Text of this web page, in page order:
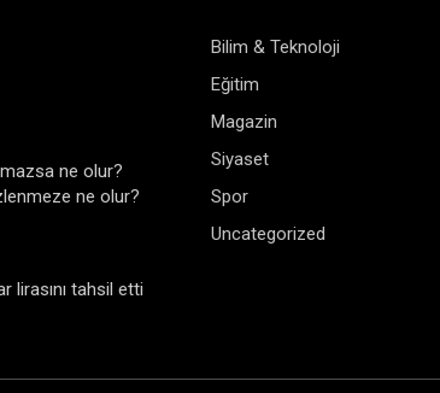
ne olur?
ne olur?
lirasını tahsil etti
Bilim & Teknoloji
Eğitim
Magazin
Siyaset
Spor
Uncategorized